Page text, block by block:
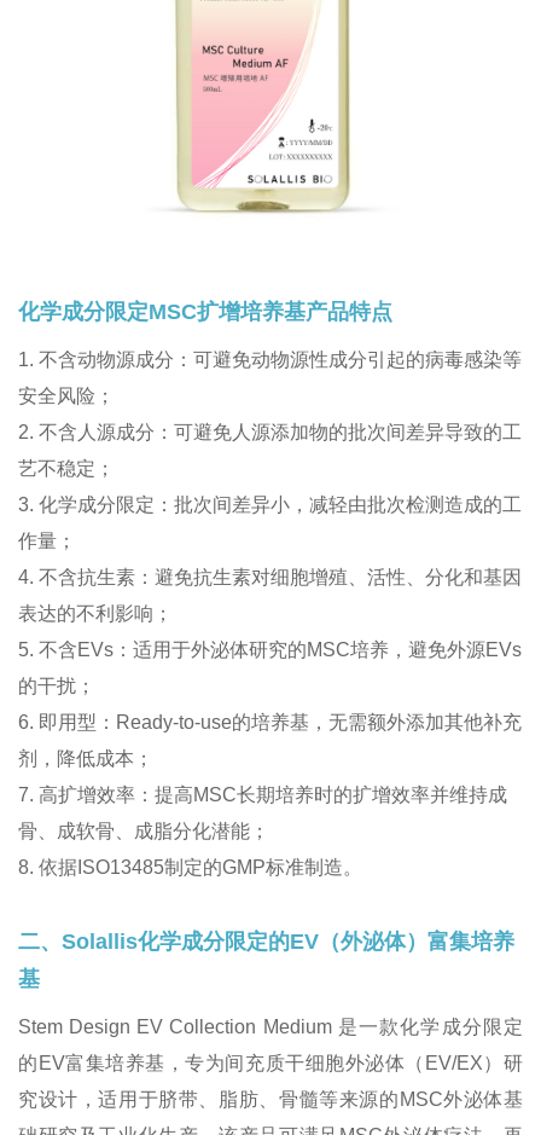
化学成分限定MSC扩增培养基产品特点
1. 不含动物源成分：可避免动物源性成分引起的病毒感染等
安全风险；
2. 不含人源成分：可避免人源添加物的批次间差异导致的工
艺不稳定；
3. 化学成分限定：批次间差异小，减轻由批次检测造成的工
作量；
4. 不含抗生素：避免抗生素对细胞增殖、活性、分化和基因
表达的不利影响；
5. 不含EVs：适用于外泌体研究的MSC培养，避免外源EVs
的干扰；
6. 即用型：Ready-to-use的培养基，无需额外添加其他补充
剂，降低成本；
7. 高扩增效率：提高MSC长期培养时的扩增效率并维持成
骨、成软骨、成脂分化潜能；
8. 依据ISO13485制定的GMP标准制造。
二、Solallis化学成分限定的EV（外泌体）富集培养
基
Stem Design EV Collection Medium 是一款化学成分限定
的EV富集培养基，专为间充质干细胞外泌体（EV/EX）研
究设计，适用于脐带、脂肪、骨髓等来源的MSC外泌体基